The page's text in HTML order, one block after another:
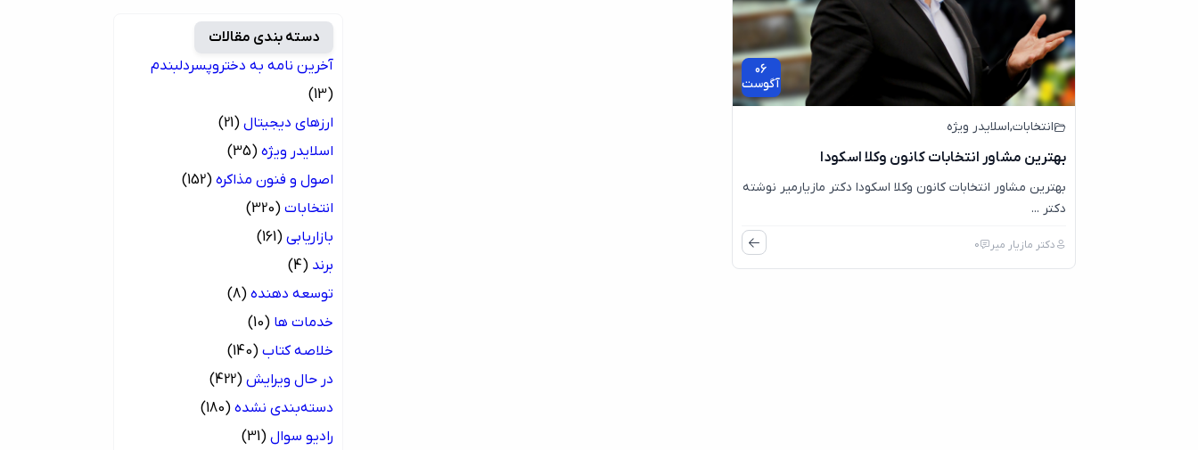
06
آگوست
انتخابات,اسلایدر ویژه
بهترین مشاور انتخابات کانون وکلا اسکودا
بهترین مشاور انتخابات کانون وکلا اسکودا دکتر مازیارمیر نوشته
دکتر ...
دکتر مازیار میر 0
دسته بندی مقالات
آخرین نامه به دختروپسردلبندم
(13)
ارزهای دیجیتال (21)
اسلایدر ویژه (35)
اصول و فنون مذاکره (152)
انتخابات (320)
بازاریابی (161)
برند (4)
توسعه دهنده (8)
خدمات ها (10)
خلاصه کتاب (140)
در حال ویرایش (422)
دسته‌بندی نشده (180)
رادیو سوال (31)